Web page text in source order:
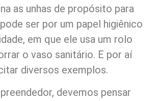
as unhas de propósito para
ser por um papel higiênico
em que ele usa um rolo
o vaso sanitário. E por aí
diversos exemplos.
devemos pensar